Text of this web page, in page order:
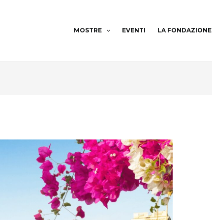
MOSTRE EVENTI LA FONDAZIONE